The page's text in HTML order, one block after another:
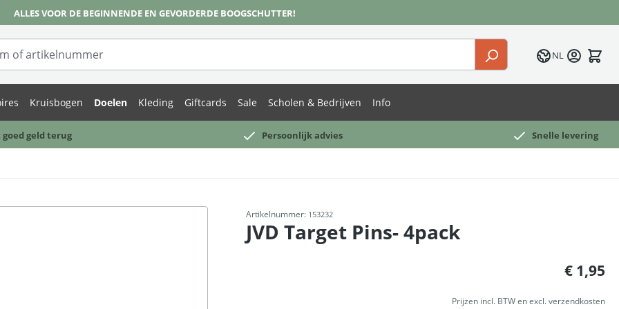
ALLES VOOR DE BEGINNENDE EN GEVORDERDE BOOGSCHUTTER!
NL
Kruisbogen Doelen Kleding Giftcards Sale Scholen & Bedrijven Info
geld terug Persoonlijk advies Snelle levering
Artikelnummer: 153232
JVD Target Pins- 4pack
€ 1,95
Prijzen incl. BTW en excl. verzendkosten